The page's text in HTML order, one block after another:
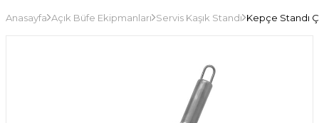
Anasayfa Açık Büfe Ekipmanları Servis Kaşık Standı Kepçe Standı